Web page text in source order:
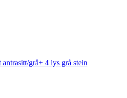
grå+ 4 lys grå stein